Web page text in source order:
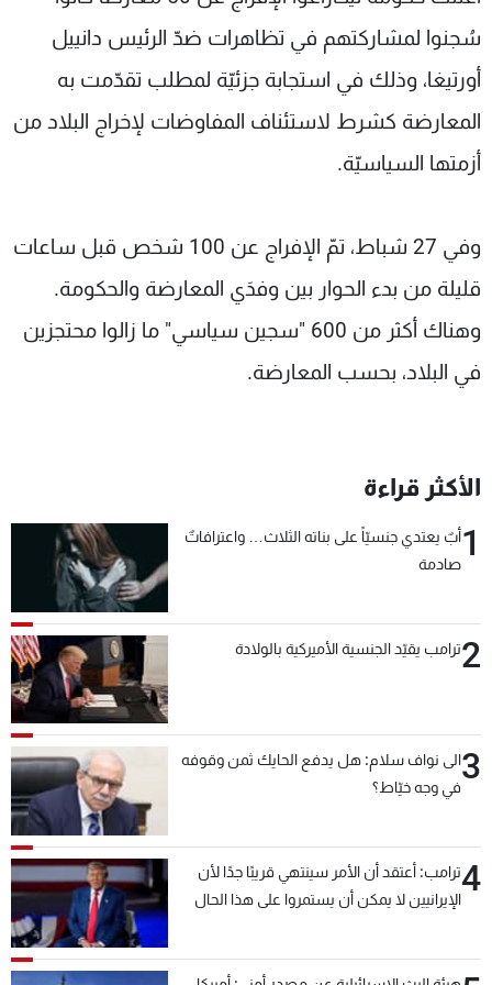
سُجنوا لمشاركتهم في تظاهرات ضدّ الرئيس دانييل
أورتيغا، وذلك في استجابة جزئيّة لمطلب تقدّمت به
المعارضة كشرط لاستئناف المفاوضات لإخراج البلاد من
أزمتها السياسيّة.
وفي 27 شباط، تمّ الإفراج عن 100 شخص قبل ساعات
قليلة من بدء الحوار بين وفدَي المعارضة والحكومة.
وهناك أكثر من 600 "سجين سياسي" ما زالوا محتجزين
في البلاد، بحسب المعارضة.
الأكثر قراءة
1أبٌ يعتدي جنسيّاً على بناته الثلاث… واعترافاتٌ
صادمة
2ترامب يقيّد الجنسية الأميركية بالولادة
3الى نواف سلام: هل يدفع الحايك ثمن وقوفه
في وجه خيّاط؟
4ترامب: أعتقد أن الأمر سينتهي قريبًا جدًا لأن
الإيرانيين لا يمكن أن يستمروا على هذا الحال
شاهد البرامج
الترددات
عن MTV
الإنـتـاج
لاعلاناتكم
وظائف